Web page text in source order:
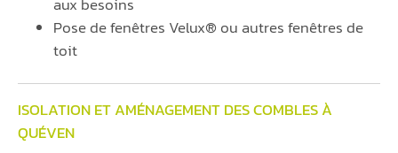
Pose de fenêtres Velux® ou autres fenêtres de
toit
ISOLATION ET AMÉNAGEMENT DES COMBLES À
QUÉVEN